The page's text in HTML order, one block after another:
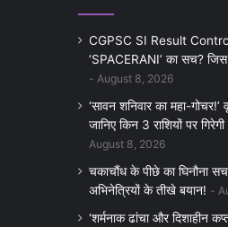
CGPSC SI Result
‘SPACERANI’ का सच? जिस
August 8, 2026
‘सावन शनिवार का महा-
जानिए किन 3 राशियों पर
August 8, 2026
चकाचौंध के पीछे का घिनौना
अभिनेत्रियों के तीखे बयान!
‘शर्मनाक ढांचा और दिशाहीन